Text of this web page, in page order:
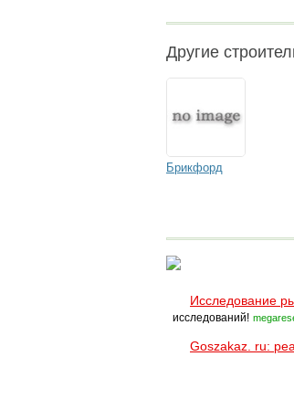
Другие
Брикфорд
Исследование
исследований!
Goszakaz. ru: